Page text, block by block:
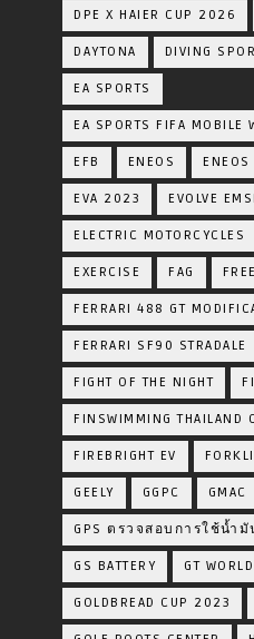
DPE X HAIER CUP 2026
DAYTONA DIVING
EA SPORTS
EA SPORTS FIFA MOBILE
EFB ENEOS
EVA 2023 EVOLVE
ELECTRIC MOTORCYCLES
EXERCISE FAG
FERRARI 488 GT
FERRARI SF90 STRADALE
FIGHT OF THE NIGHT
FINSWIMMING THAILAND
FIREBRIGHT EV
GEELY GGPC GMAC
GPS ตรวจสอบการใช้น้ำมั
GS BATTERY GT
GOLDBREAD CUP 2023